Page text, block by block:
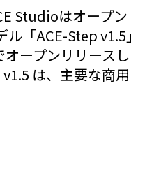
Studioはオープン
「ACE-Step v1.5」
ープンリリースし
は、主要な商用